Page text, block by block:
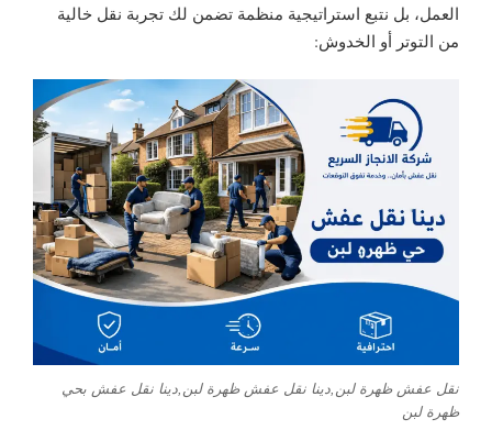
العمل، بل نتبع استراتيجية منظمة تضمن لك تجربة نقل خالية
من التوتر أو الخدوش:
نقل عفش ظهرة لبن,دينا نقل عفش ظهرة لبن,دينا نقل عفش بحي
ظهرة لبن